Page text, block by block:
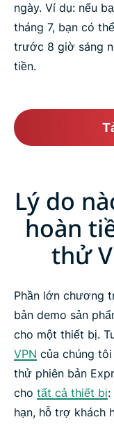
ngày. Ví dụ: nếu
tháng 7, bạn có thể
trước 8 giờ sáng
tiền.
Lý do
hoàn
thử
Phần lớn chương
bản demo sản
cho một thiết bị.
VPN của chúng
thử phiên bản
cho tất cả thiết bị:
hạn, hỗ trợ khách